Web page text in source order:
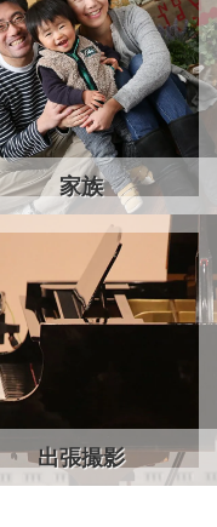
家族
出張撮影